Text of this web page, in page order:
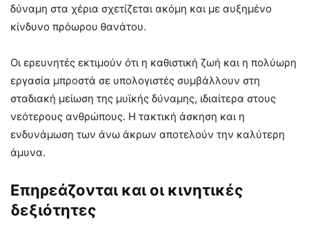
δύναμη στα χέρια σχετίζεται ακόμη και με αυξημένο
κίνδυνο πρόωρου θανάτου.
Οι ερευνητές εκτιμούν ότι η καθιστική ζωή και η πολύωρη
εργασία μπροστά σε υπολογιστές συμβάλλουν στη
σταδιακή μείωση της μυϊκής δύναμης, ιδιαίτερα στους
νεότερους ανθρώπους. Η τακτική άσκηση και η
ενδυνάμωση των άνω άκρων αποτελούν την καλύτερη
άμυνα.
Επηρεάζονται και οι κινητικές
δεξιότητες